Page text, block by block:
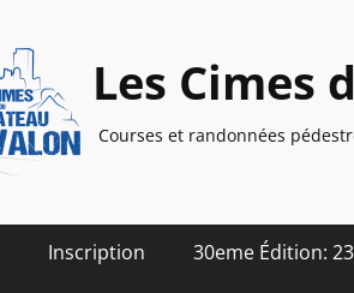
Les Cimes
Courses et randonnées
Inscription 30eme Édition: